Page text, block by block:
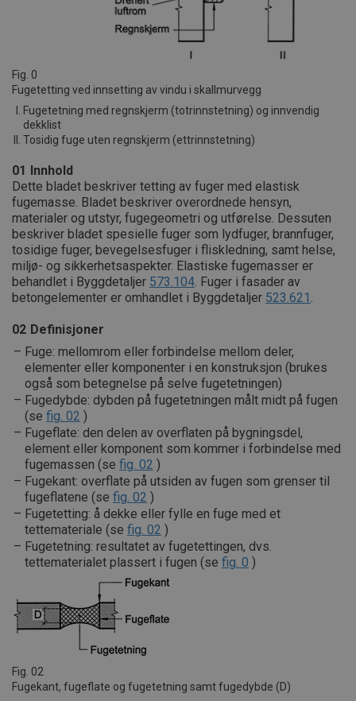
Fig. 0
Fugetetting ved innsetting av vindu i skallmurvegg
Fugetetning med regnskjerm (totrinnstetning) og innvendig
dekklist
Tosidig fuge uten regnskjerm (ettrinnstetning)
01 Innhold
Dette bladet beskriver tetting av fuger med elastisk
fugemasse. Bladet beskriver overordnede hensyn,
materialer og utstyr, fugegeometri og utførelse. Dessuten
beskriver bladet spesielle fuger som lydfuger, brannfuger,
tosidige fuger, bevegelsesfuger i fliskledning, samt helse,
miljø- og sikkerhetsaspekter. Elastiske fugemasser er
behandlet i Byggdetaljer 573.104. Fuger i fasader av
betongelementer er omhandlet i Byggdetaljer 523.621 .
02 Definisjoner
Fuge: mellomrom eller forbindelse mellom deler,
elementer eller komponenter i en konstruksjon (brukes
også som betegnelse på selve fugetetningen)
Fugedybde: dybden på fugetetningen målt midt på fugen
(se fig. 02 )
Fugeflate: den delen av overflaten på bygningsdel,
element eller komponent som kommer i forbindelse med
fugemassen (se fig. 02 )
Fugekant: overflate på utsiden av fugen som grenser til
fugeflatene (se fig. 02 )
Fugetetting: å dekke eller fylle en fuge med et
tettemateriale (se fig. 02 )
Fugetetning: resultatet av fugetettingen, dvs.
tettematerialet plassert i fugen (se fig. 0 )
Fig. 02
Fugekant, fugeflate og fugetetning samt fugedybde (D)